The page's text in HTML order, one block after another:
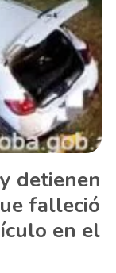
detienen
falleció
en el